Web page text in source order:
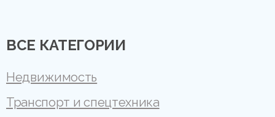
ВСЕ КАТЕГОРИИ
Недвижимость
Транспорт и спецтехника